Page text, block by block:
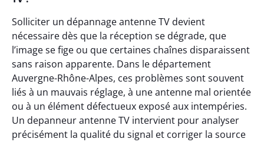
Solliciter un dépannage antenne TV devient
nécessaire dès que la réception se dégrade, que
l’image se fige ou que certaines chaînes disparaissent
sans raison apparente. Dans le département
Auvergne-Rhône-Alpes, ces problèmes sont souvent
liés à un mauvais réglage, à une antenne mal orientée
ou à un élément défectueux exposé aux intempéries.
Un depanneur antenne TV intervient pour analyser
précisément la qualité du signal et corriger la source